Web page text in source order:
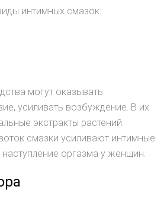
интимных смазок:
могут оказывать
усиливать возбуждение. В их
экстракты растений.
смазки усиливают интимные
оргазма у женщин.